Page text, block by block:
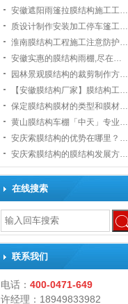
安徽遮阳雨篷拉膜结构施工工…
质设计制作安装加工停车篷工…
淮南膜结构工程施工注意防护…
安徽实惠的膜结构雨棚,尽在…
园林景观膜结构的裁剪制作方…
【安徽膜结构厂家】膜结构工…
保定膜结构膜材的类型和膜材…
黄山膜结构车棚「中天」专业…
安庆索膜结构的优势在哪里？…
安庆索膜结构的膜结构发展方…
在线搜索
联系我们
电话： 400-0471-649
许经理：18949833982